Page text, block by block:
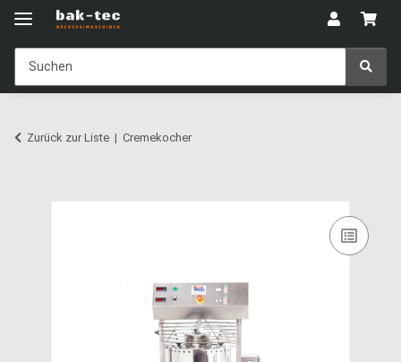
Zurück zur Liste Cremekocher